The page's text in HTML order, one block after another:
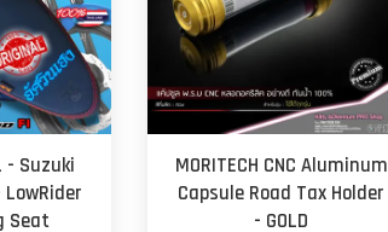
- Suzuki
LowRider
Seat
MORITECH CNC Aluminum
Capsule Road Tax Holder
- GOLD